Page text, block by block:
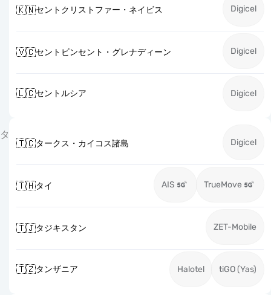
🇰🇳セントクリストファー・ネイビス Digicel
🇻🇨セントビンセント・グレナディーン Digicel
🇱🇨セントルシア Digicel
タ
🇹🇨タークス・カイコス諸島 Digicel
🇹🇭タイ AIS TrueMove
🇹🇯タジキスタン ZET-Mobile
🇹🇿タンザニア Halotel tiGO (Yas)